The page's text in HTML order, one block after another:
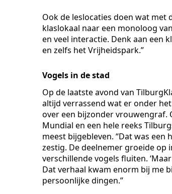
Ook de leslocaties doen wat met
klaslokaal naar een monoloog
en veel interactie. Denk aan een
en zelfs het Vrijheidspark.”
Vogels in de stad
Op de laatste avond van
altijd verrassend wat er onder
over een bijzonder vrouwengraf.
Mundial en een hele reeks
meest bijgebleven. “Dat was
zestig. De deelnemer groeide op
verschillende vogels fluiten.
Dat verhaal kwam enorm bij me
persoonlijke dingen.”